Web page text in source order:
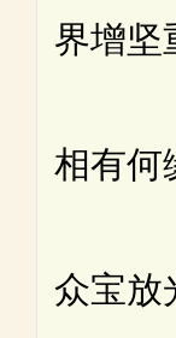
界增坚
不
相有何
两
众宝放